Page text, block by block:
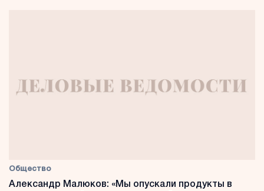
Общество
Александр Малюков: «Мы опускали продукты в